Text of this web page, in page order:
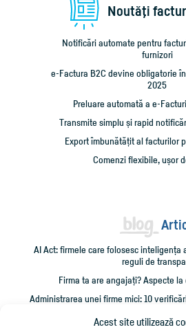
Acest site utilizează
Noutăţi
Notificări automate pentru
furnizori
e-Factura B2C devine obligatorie
2025
Preluare automată a e-
Transmite simplu și rapid
Export îmbunătățit al facturilor
Comenzi flexibile, ușor
AI Act: firmele care folosesc inteligența
reguli de
Firma ta are angajați? Aspecte
Administrarea unei firme mici: 10
Cum împrumut firma cu bani și cum